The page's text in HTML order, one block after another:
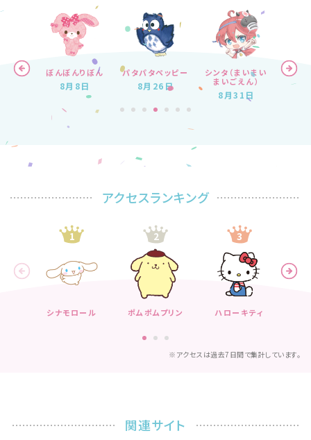
ぼんぼんりぼん
8月8日
パタパタペッピー
8月26日
シンタ（まいまい
まいごえん）
8月31日
アクセスランキング
1
シナモロール
2
ポムポムプリン
3
ハローキティ
※アクセスは過去7日間で集計しています。
関連サイト